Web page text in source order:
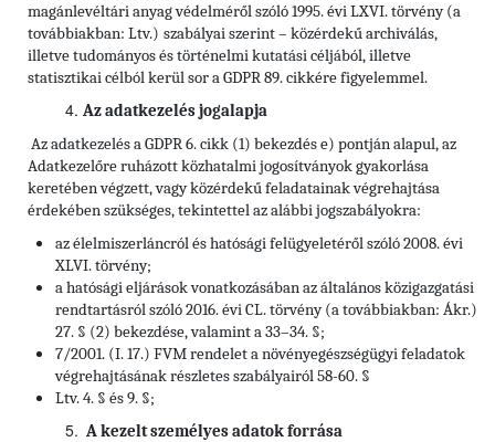
magánlevéltári anyag védelméről szóló 1995. évi LXVI. törvény (a
továbbiakban: Ltv.) szabályai szerint – közérdekű archiválás,
illetve tudományos és történelmi kutatási céljából, illetve
statisztikai célból kerül sor a GDPR 89. cikkére figyelemmel.
Az adatkezelés jogalapja
Az adatkezelés a GDPR 6. cikk (1) bekezdés e) pontján alapul, az
Adatkezelőre ruházott közhatalmi jogosítványok gyakorlása
keretében végzett, vagy közérdekű feladatainak végrehajtása
érdekében szükséges, tekintettel az alábbi jogszabályokra:
az élelmiszerláncról és hatósági felügyeletéről szóló 2008. évi
XLVI. törvény;
a hatósági eljárások vonatkozásában az általános közigazgatási
rendtartásról szóló 2016. évi CL. törvény (a továbbiakban: Ákr.)
27. § (2) bekezdése, valamint a 33–34. §;
7/2001. (I. 17.) FVM rendelet a növényegészségügyi feladatok
végrehajtásának részletes szabályairól 58-60. §
Ltv. 4. § és 9. §;
A kezelt személyes adatok forrása